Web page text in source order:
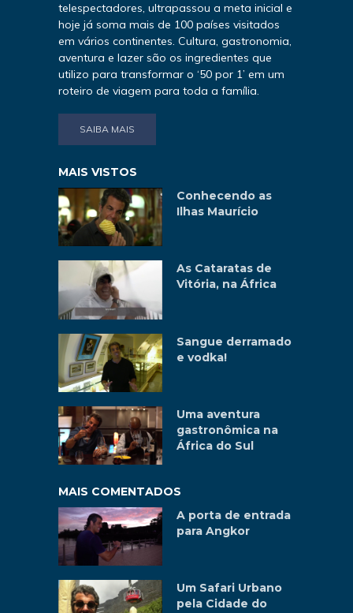
telespectadores, ultrapassou a meta inicial e
hoje já soma mais de 100 países visitados
em vários continentes. Cultura, gastronomia,
aventura e lazer são os ingredientes que
utilizo para transformar o ‘50 por 1’ em um
roteiro de viagem para toda a família.
SAIBA MAIS
MAIS VISTOS
Conhecendo as
Ilhas Maurício
As Cataratas de
Vitória, na África
Sangue derramado
e vodka!
Uma aventura
gastronômica na
África do Sul
MAIS COMENTADOS
A porta de entrada
para Angkor
Um Safari Urbano
pela Cidade do